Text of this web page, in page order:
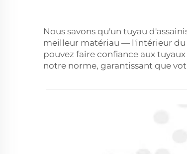
Nous savons qu'un tuyau
meilleur matériau — l'intérieur du
pouvez faire confiance aux
notre norme, garantissant que